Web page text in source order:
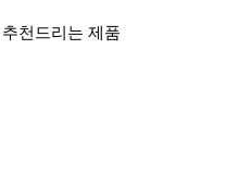
천드리는 제품